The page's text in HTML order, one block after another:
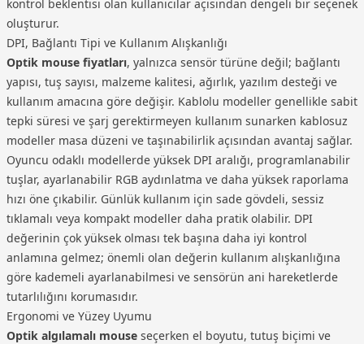
kontrol beklentisi olan kullanıcılar açısından dengeli bir seçenek
oluşturur.
DPI, Bağlantı Tipi ve Kullanım Alışkanlığı
Optik mouse fiyatları, yalnızca sensör türüne değil; bağlantı
yapısı, tuş sayısı, malzeme kalitesi, ağırlık, yazılım desteği ve
kullanım amacına göre değişir. Kablolu modeller genellikle sabit
tepki süresi ve şarj gerektirmeyen kullanım sunarken kablosuz
modeller masa düzeni ve taşınabilirlik açısından avantaj sağlar.
Oyuncu odaklı modellerde yüksek DPI aralığı, programlanabilir
tuşlar, ayarlanabilir RGB aydınlatma ve daha yüksek raporlama
hızı öne çıkabilir. Günlük kullanım için sade gövdeli, sessiz
tıklamalı veya kompakt modeller daha pratik olabilir. DPI
değerinin çok yüksek olması tek başına daha iyi kontrol
anlamına gelmez; önemli olan değerin kullanım alışkanlığına
göre kademeli ayarlanabilmesi ve sensörün ani hareketlerde
tutarlılığını korumasıdır.
Ergonomi ve Yüzey Uyumu
Optik algılamalı mouse seçerken el boyutu, tutuş biçimi ve